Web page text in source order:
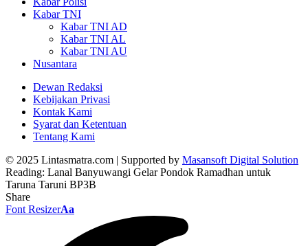
Kabar TNI
Kabar TNI AD
Kabar TNI AL
Kabar TNI AU
Nusantara
Dewan Redaksi
Kebijakan Privasi
Kontak Kami
Syarat dan Ketentuan
Tentang Kami
© 2025 Lintasmatra.com | Supported by Masansoft Digital Solution
Reading: Lanal Banyuwangi Gelar Pondok Ramadhan untuk
Taruna Taruni BP3B
Share
Font ResizerAa